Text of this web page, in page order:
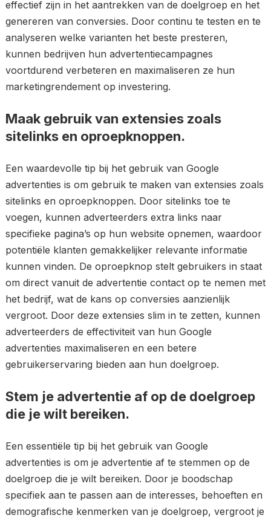
effectief zijn in het aantrekken van de doelgroep en het
genereren van conversies. Door continu te testen en te
analyseren welke varianten het beste presteren,
kunnen bedrijven hun advertentiecampagnes
voortdurend verbeteren en maximaliseren ze hun
marketingrendement op investering.
Maak gebruik van extensies zoals
sitelinks en oproepknoppen.
Een waardevolle tip bij het gebruik van Google
advertenties is om gebruik te maken van extensies zoals
sitelinks en oproepknoppen. Door sitelinks toe te
voegen, kunnen adverteerders extra links naar
specifieke pagina’s op hun website opnemen, waardoor
potentiële klanten gemakkelijker relevante informatie
kunnen vinden. De oproepknop stelt gebruikers in staat
om direct vanuit de advertentie contact op te nemen met
het bedrijf, wat de kans op conversies aanzienlijk
vergroot. Door deze extensies slim in te zetten, kunnen
adverteerders de effectiviteit van hun Google
advertenties maximaliseren en een betere
gebruikerservaring bieden aan hun doelgroep.
Stem je advertentie af op de doelgroep
die je wilt bereiken.
Een essentiële tip bij het gebruik van Google
advertenties is om je advertentie af te stemmen op de
doelgroep die je wilt bereiken. Door je boodschap
specifiek aan te passen aan de interesses, behoeften en
demografische kenmerken van je doelgroep, vergroot je